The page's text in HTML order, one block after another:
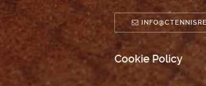
Cookie Policy